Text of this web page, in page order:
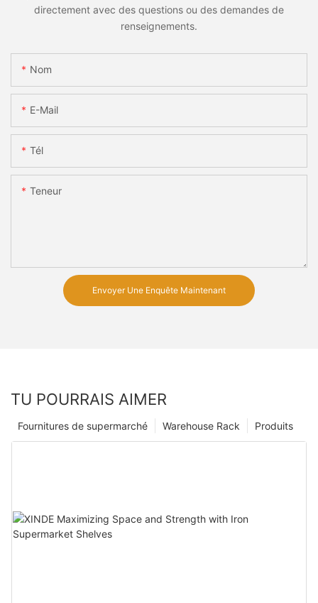
directement avec des questions ou des demandes de
renseignements.
Nom
E-Mail
Tél
Teneur
Envoyer Une Enquête Maintenant
TU POURRAIS AIMER
Produits
Warehouse Rack
Fournitures de supermarché